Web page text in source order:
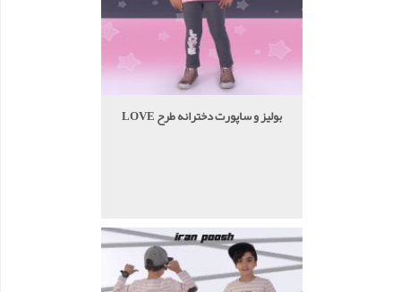
بولیز و ساپورت دخترانه طرح LOVE